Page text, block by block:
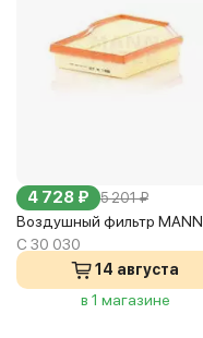
4 728 ₽ 5 201 ₽
Воздушный фильтр MANN
C 30 030
14 августа
в 1 магазине